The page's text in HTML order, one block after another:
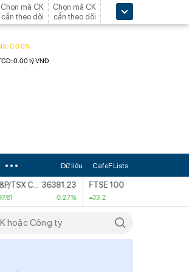
Chọn mã CK
cần theo dõi
Chọn mã CK
cần theo dõi
CafeF Lists
Dữ liệu
S&P/TSX Composite index 36381.23
0.27 %
FTSE 100
33.2